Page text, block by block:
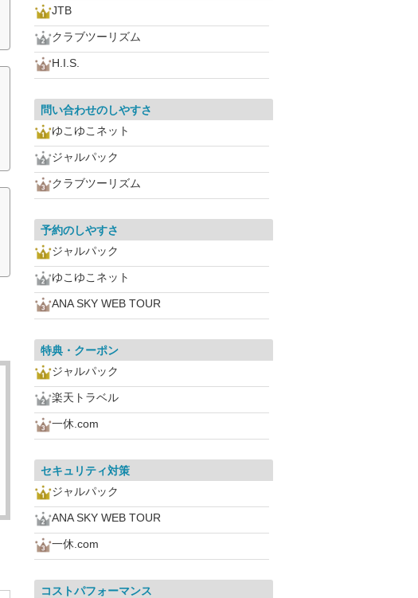
JTB
クラブツーリズム
H.I.S.
問い合わせのしやすさ
ゆこゆこネット
ジャルパック
クラブツーリズム
予約のしやすさ
ジャルパック
ゆこゆこネット
ANA SKY WEB TOUR
特典・クーポン
ジャルパック
楽天トラベル
一休.com
セキュリティ対策
ジャルパック
ANA SKY WEB TOUR
一休.com
コストパフォーマンス